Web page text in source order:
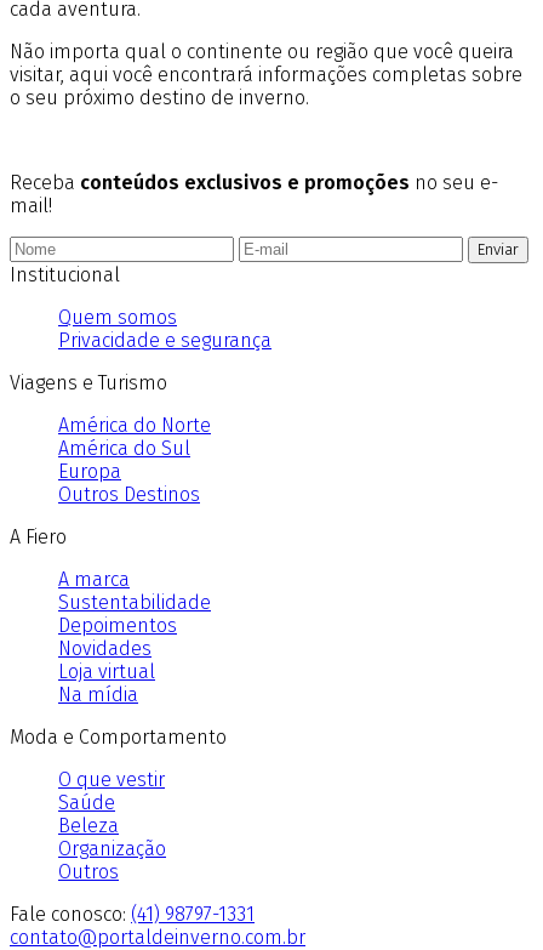
cada aventura.
Não importa qual o continente ou região que você queira
visitar, aqui você encontrará informações completas sobre
o seu próximo destino de inverno.
Receba conteúdos exclusivos e promoções no seu e-
mail!
Enviar
Institucional
Quem somos
Privacidade e segurança
Viagens e Turismo
América do Norte
América do Sul
Europa
Outros Destinos
A Fiero
A marca
Sustentabilidade
Depoimentos
Novidades
Loja virtual
Na mídia
Moda e Comportamento
O que vestir
Saúde
Beleza
Organização
Outros
Fale conosco: (41) 98797-1331
contato@portaldeinverno.com.br